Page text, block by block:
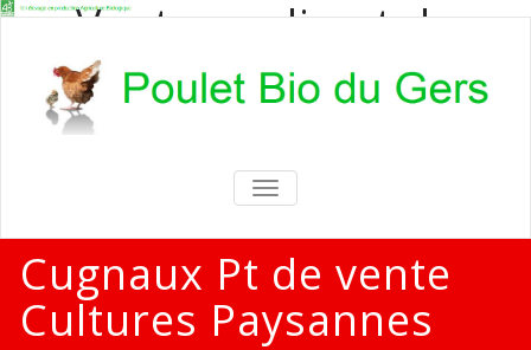
Vente en direct de
poulets bio
Vente en direct de poulets bio aux
particuliers et professionnels
TOGGLE
NAVIGATION
Cugnaux Pt de vente
Cultures Paysannes